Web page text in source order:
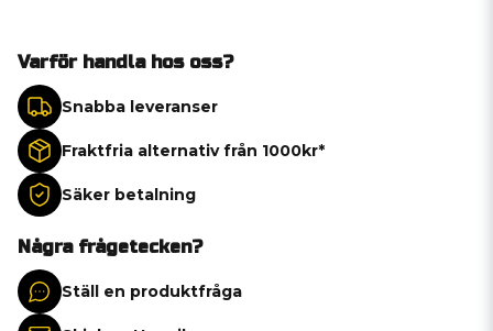
Varför handla hos oss?
Snabba leveranser
Fraktfria alternativ från 1000kr*
Säker betalning
Några frågetecken?
Ställ en produktfråga